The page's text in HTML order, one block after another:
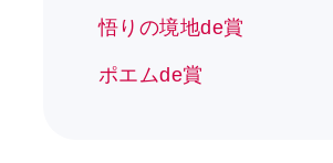
悟りの境地de賞
ポエムde賞